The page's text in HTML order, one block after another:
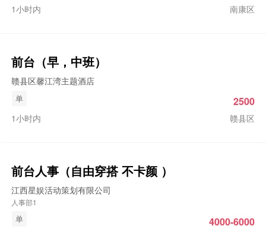
1小时内 南康区
前台（早，中班）
赣县区馨江湾主题酒店
单
1小时内 赣县区
2500
前台人事（自由穿搭 不卡颜 ）
江西星娱活动策划有限公司
人事部1
单 4000-6000